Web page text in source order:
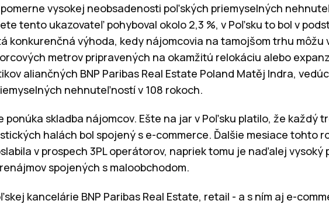
pomerne vysokej neobsadenosti poľských priemyselných
tento ukazovateľ pohyboval okolo 2,3 %, v Poľsku to bol v
konkurenčná výhoda, kedy nájomcovia na tamojšom trhu môžu
metrov pripravených na okamžitú relokáciu alebo
aliančných BNP Paribas Real Estate Poland Matěj Indra,
nehnuteľností v 108 rokoch.
ponúka skladba nájomcov. Ešte na jar v Poľsku platilo, že každý
halách bol spojený s e-commerce. Ďalšie mesiace tohto
v prospech 3PL operátorov, napriek tomu je naďalej vysoký
spojených s maloobchodom.
kancelárie BNP Paribas Real Estate, retail - a s ním aj e-